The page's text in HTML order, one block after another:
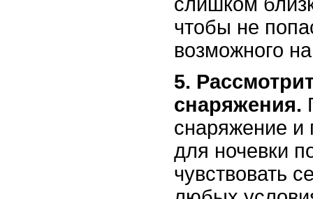
слишком
чтобы не
возможного
5.
снаряжения.
снаряжение и
для ночевки
чувствовать